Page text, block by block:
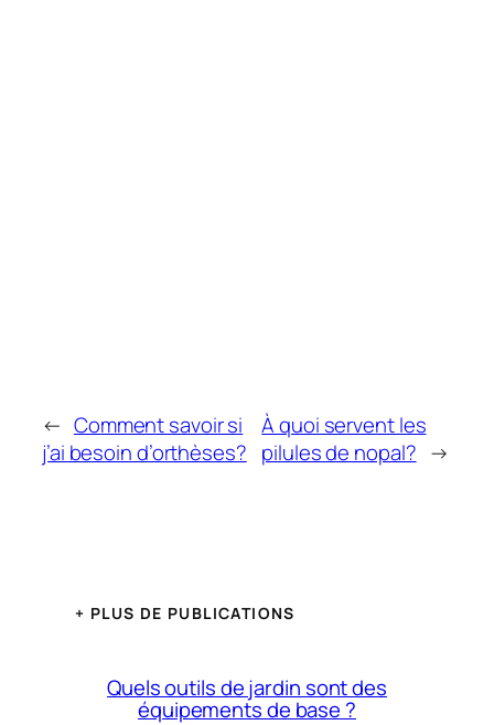
← Comment savoir si
j’ai besoin d’orthèses?
À quoi servent les
pilules de nopal? →
+ PLUS DE PUBLICATIONS
Quels outils de jardin sont des
équipements de base ?